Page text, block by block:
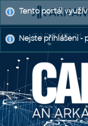
CAD FÓRUM -
Tento portál
Nejste přihlášeni -